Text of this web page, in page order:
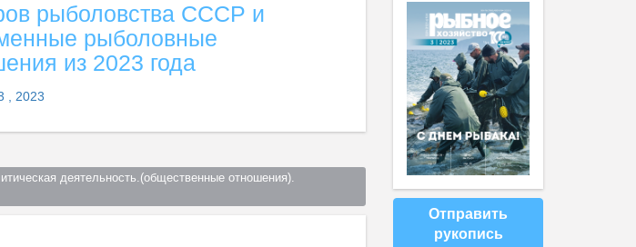
рыболовства СССР и
рыболовные
из 2023 года
, 2023
деятельность.(общественные отношения).
Отправить
рукопись